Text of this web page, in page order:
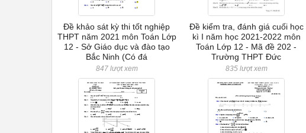
Đề khảo sát kỳ thi tốt nghiệp
THPT năm 2021 môn Toán Lớp
12 - Sở Giáo dục và đào tạo
Bắc Ninh (Có đá
847 lượt xem
Đề kiểm tra, đánh giá cuối học
kì I năm học 2021-2022 môn
Toán Lớp 12 - Mã đề 202 -
Trường THPT Đức
835 lượt xem